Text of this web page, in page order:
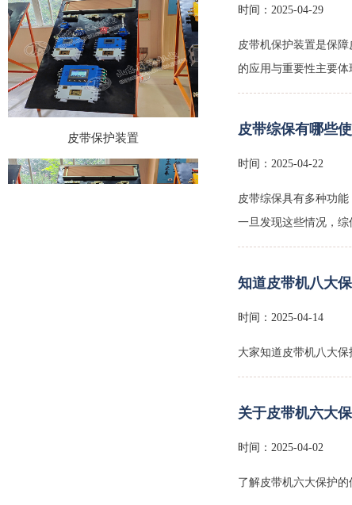
皮带保护装置
时间：2025-04-29
皮带机保护装置是保
的应用与重要性‌主要体
皮带综保有哪些
时间：2025-04-22
皮带综保具有多种功
一旦发现这些情况，综
知道皮带机八大
时间：2025-04-14
大家知道皮带机八大
关于皮带机六大
时间：2025-04-02
了解皮带机六大保护